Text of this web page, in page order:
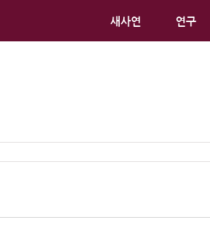
새사연 연구